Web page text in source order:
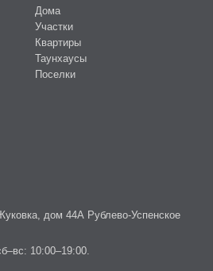
Дома
Участки
Квартиры
Таунхаусы
Поселки
дом 44А Рублево-Успенское
10:00–19:00.